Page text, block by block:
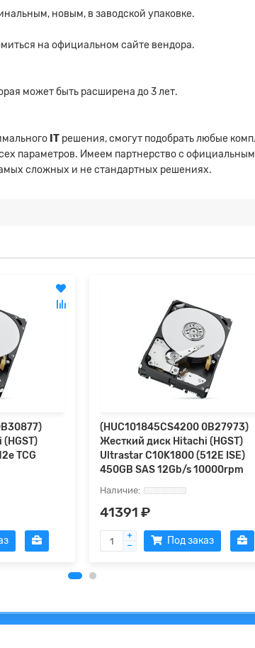
новым, в заводской упаковке.
на официальном сайте вендора.
может быть расширена до 3 лет.
IT решения, смогут подобрать любые
параметров. Имеем партнерство с
сложных и не стандартных решениях.
TCG
(HUC101845CS4200 0B27973)
Жесткий диск Hitachi (HGST)
Ultrastar C10K1800 (512E ISE)
450GB SAS 12Gb/s 10000rpm
41391 ₽
Под заказ